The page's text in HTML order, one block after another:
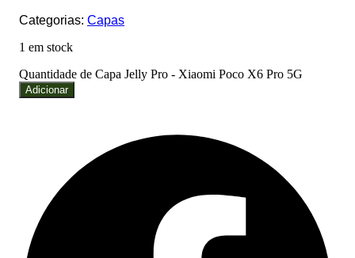
Categorias: Capas
1 em stock
Quantidade de Capa Jelly Pro - Xiaomi Poco X6 Pro 5G
Adicionar